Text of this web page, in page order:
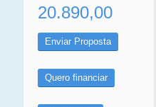
20.890,00
Enviar Proposta
Quero financiar